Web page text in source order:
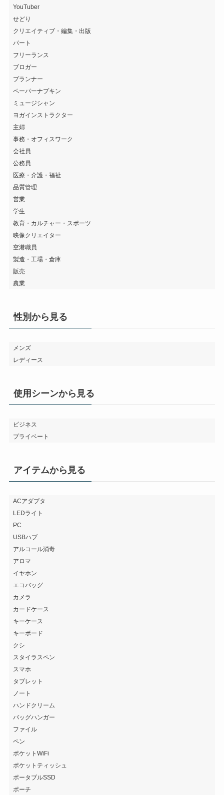
YouTuber
せどり
クリエイティブ・編集・出版
パート
フリーランス
ブロガー
プランナー
ペーパーナプキン
ミュージシャン
ヨガインストラクター
主婦
事務・オフィスワーク
会社員
公務員
医療・介護・福祉
品質管理
営業
学生
教育・カルチャー・スポーツ
映像クリエイター
空港職員
製造・工場・倉庫
販売
農業
性別から見る
メンズ
レディース
使用シーンから見る
ビジネス
プライベート
アイテムから見る
ACアダプタ
LEDライト
PC
USBハブ
アルコール消毒
アロマ
イヤホン
エコバッグ
カメラ
カードケース
キーケース
キーボード
クシ
スタイラスペン
スマホ
タブレット
ノート
ハンドクリーム
バッグハンガー
ファイル
ペン
ポケットWiFi
ポケットティッシュ
ポータブルSSD
ポーチ